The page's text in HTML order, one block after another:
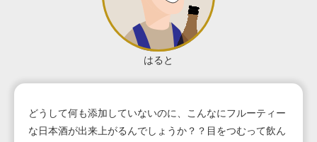
はると
どうして何も添加していないのに、こんなにフルーティー
な日本酒が出来上がるんでしょうか？？目をつむって飲ん